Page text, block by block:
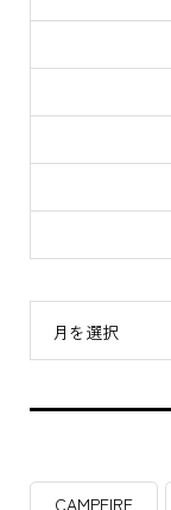
月を選択